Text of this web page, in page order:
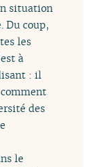
situation
Du coup,
les
à
: il
des
le